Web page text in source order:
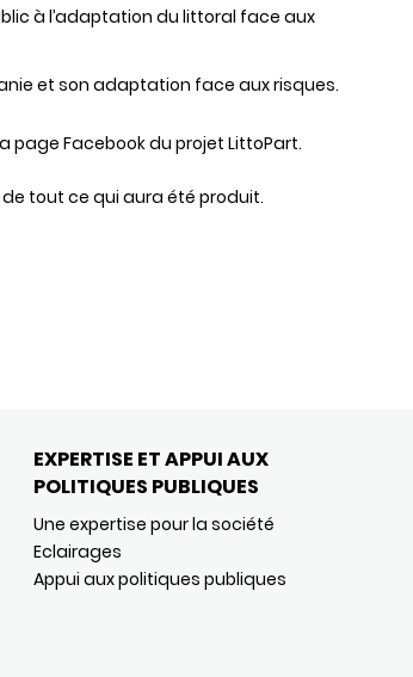
à l’adaptation du littoral face aux
et son adaptation face aux risques.
page Facebook du projet LittoPart.
tout ce qui aura été produit.
EXPERTISE ET APPUI AUX
POLITIQUES PUBLIQUES
Une expertise pour la société
Eclairages
Appui aux politiques publiques